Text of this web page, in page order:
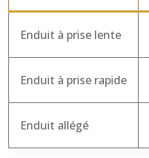
Enduit à prise lente
Enduit à prise rapide
Enduit allégé